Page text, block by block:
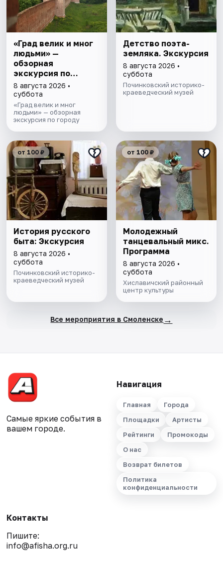
«Град велик и мног
людьми» —
обзорная
экскурсия по
Смоленску
8 августа 2026 •
суббота
«Град велик и мног
людьми» — обзорная
экскурсия по городу
Детство поэта-
земляка. Экскурсия
8 августа 2026 •
суббота
Починковский историко-
краеведческий музей
от 100 ₽
История русского
быта: Экскурсия
8 августа 2026 •
суббота
Починковский историко-
краеведческий музей
от 100 ₽
Молодежный
танцевальный микс.
Программа
8 августа 2026 •
суббота
Хиславичский районный
центр культуры
Все мероприятия в Смоленске →
Самые яркие события в
вашем городе.
Навигация
Главная
Города
Площадки
Артисты
Рейтинги
Промокоды
О нас
Возврат билетов
Политика
конфиденциальности
Контакты
Пишите:
info@afisha.org.ru